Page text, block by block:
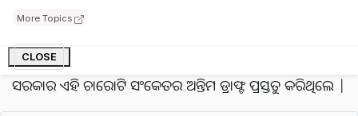
More Topics
CLOSE
ନୂତନ ଶ୍ରମ କାର୍ଡ ହିସାବରେ ସପ୍ତାହକୁ ୪ ଦିନ କାମ ଓ ୩ ଦିନ ଛୁଟି
ମିଳିପାରେ । ହେଲେ କାମ କରିବାର ସମୟ ନିର୍ଘଣ୍ଟ ବଦଳି ୮
ଘଣ୍ଟାରୁ ୧୨ ଘଣ୍ଟା ହୋଇପାରେ | ଫେବୃଆରୀ 2021 ରେ କେନ୍ଦ୍ର
ସରକାର ଏହି ଚାରୋଟି ସଂକେତର ଅନ୍ତିମ ଡ୍ରାଫ୍ଟ ପ୍ରସ୍ତୁତ କରିଥିଲେ |